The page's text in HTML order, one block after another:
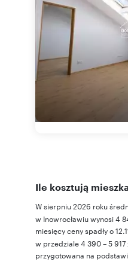
Ile kosztują
W sierpniu 2026 roku
w Inowrocławiu wynosi 4
miesięcy ceny spadły o
w przedziale 4 390 – 5 917
przygotowana na